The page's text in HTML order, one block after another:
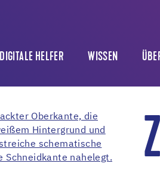
DIGITALE HELFER WISSEN